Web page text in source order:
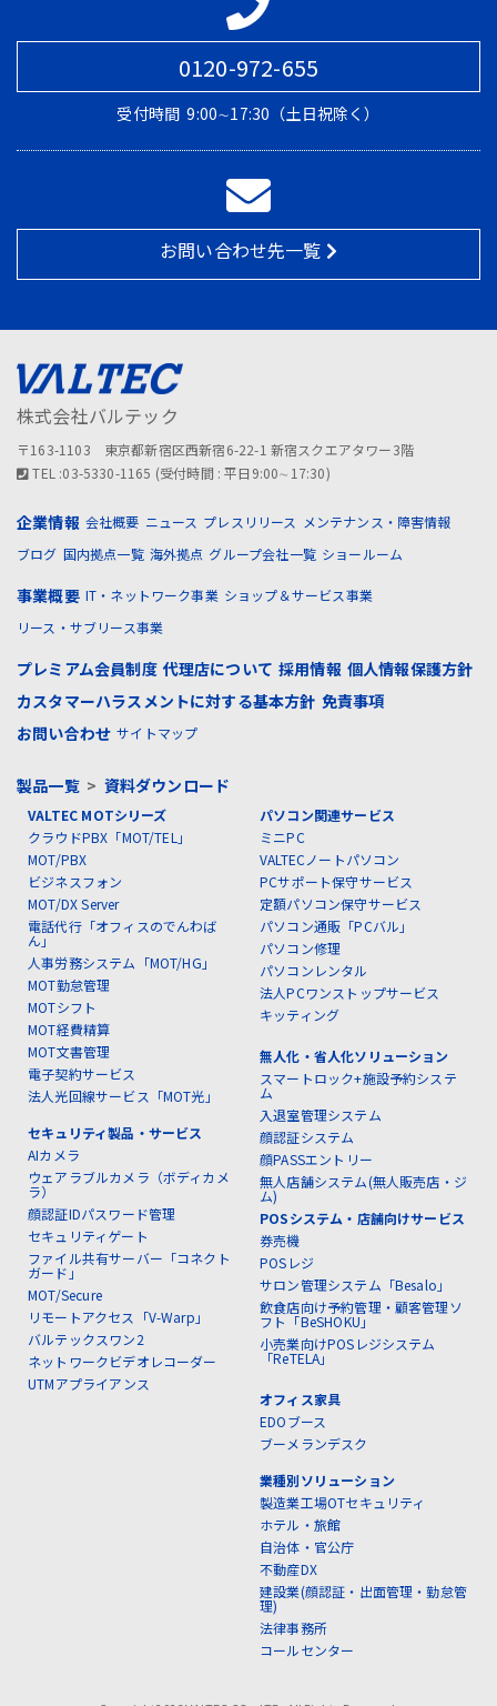
0120-972-655
受付時間 9:00∼17:30（土日祝除く）
お問い合わせ先一覧
株式会社バルテック
〒163-1103 東京都新宿区西新宿6-22-1 新宿スクエアタワー3階
TEL :03-5330-1165 (受付時間 : 平日9:00∼17:30)
企業情報 会社概要 ニュース プレスリリース
メンテナンス・障害情報
ブログ 国内拠点一覧 海外拠点 グループ会社一覧 ショールーム
事業概要 IT・ネットワーク事業 ショップ＆サービス事業
リース・サブリース事業
プレミアム会員制度 代理店について 採用情報 個人情報保護方針
カスタマーハラスメントに対する基本方針 免責事項
お問い合わせ サイトマップ
製品一覧> 資料ダウンロード
VALTEC MOTシリーズ
クラウドPBX「MOT/TEL」
MOT/PBX
ビジネスフォン
MOT/DX Server
電話代行「オフィスのでんわば
ん」
人事労務システム「MOT/HG」
MOT勤怠管理
MOTシフト
MOT経費精算
MOT文書管理
電子契約サービス
法人光回線サービス「MOT光」
セキュリティ製品・サービス
AIカメラ
ウェアラブルカメラ（ボディカメ
ラ）
顔認証IDパスワード管理
セキュリティゲート
ファイル共有サーバー「コネクト
ガード」
MOT/Secure
リモートアクセス「V-Warp」
バルテックスワン2
ネットワークビデオレコーダー
UTMアプライアンス
パソコン関連サービス
ミニPC
VALTECノートパソコン
PCサポート保守サービス
定額パソコン保守サービス
パソコン通販「PCバル」
パソコン修理
パソコンレンタル
法人PCワンストップサービス
キッティング
無人化・省人化ソリューション
スマートロック+施設予約システ
ム
入退室管理システム
顔認証システム
顔PASSエントリー
無人店舗システム(無人販売店・ジ
ム)
POSシステム・店舗向けサービス
券売機
POSレジ
サロン管理システム「Besalo」
飲食店向け予約管理・顧客管理ソ
フト「BeSHOKU」
小売業向けPOSレジシステム
「ReTELA」
オフィス家具
EDOブース
ブーメランデスク
業種別ソリューション
製造業工場OTセキュリティ
ホテル・旅館
自治体・官公庁
不動産DX
建設業(顔認証・出面管理・勤怠管
理)
法律事務所
コールセンター